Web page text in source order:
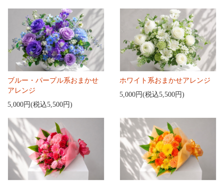
ブルー・パープル系おまかせ
アレンジ
5,000円(税込5,500円)
ホワイト系おまかせアレンジ
5,000円(税込5,500円)